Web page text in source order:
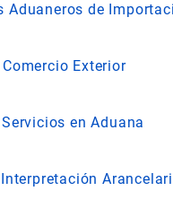
Aduaneros de
Exterior
en Aduana